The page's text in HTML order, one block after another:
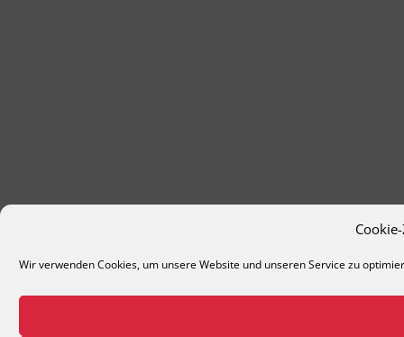
Wir verwenden Cookies, um unsere Website und unseren Service zu